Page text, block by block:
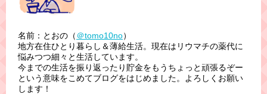
名前：とおの（＠tomo10no）
地方在住ひとり暮らし＆薄給生活。現在はリウマチの薬代に
悩みつつ細々と生活しています。
今までの生活を振り返ったり貯金をもうちょっと頑張るぞー
という意味をこめてブログをはじめました。よろしくお願い
します！